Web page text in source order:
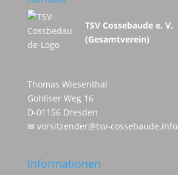
TSV Cossebaude e. V.
(Gesamtverein)
Thomas Wiesenthal
Gohliser Weg 16
D-01156 Dresden
✉ vorsitzender@tsv-cossebaude.info
Informationen